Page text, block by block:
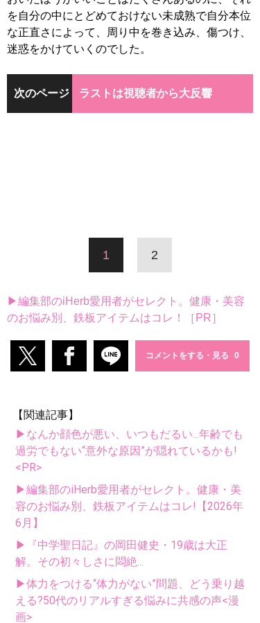
を自分の中にとどめておけない未成熟で自分本位
な正直さによって、周り中を巻き込み、傷つけ、
迷惑をかけていくのでした。
次のページ ラストは視聴者から大反響
1 2
▶編集部のiHerb愛用者がセレクト。健康・美容
のお悩み別、鉄板アイテムはコレ！［PR］
コメントをする・見る
【関連記事】
▶なんか顔色が悪い、いつもだるい...年齢でも
過労でもない“意外な原因”が隠れているかも!
<PR>
▶編集部のiHerb愛用者がセレクト。健康・美
容のお悩み別、鉄板アイテムはコレ!【2026年
6月】
▶『中学聖日記』の岡田健史・19歳は大正
解。その初々しさに悶絶...
▶体力をつける“体力がない”問題、どう乗り越
える?50代のリアルすぎる悩みに共感の声<漫
画>